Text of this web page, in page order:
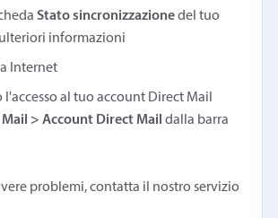
Stato sincronizzazionedel tuo
informazioni
Internet
al tuo account Direct Mail
> Account Direct Mail dalla barra
problemi, contatta il nostro servizio